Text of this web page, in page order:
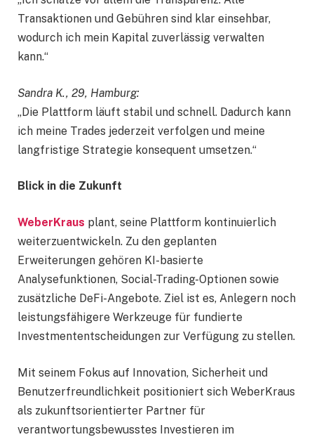
Transaktionen und Gebühren sind klar einsehbar,
wodurch ich mein Kapital zuverlässig verwalten
kann.“
Sandra K., 29, Hamburg:
„Die Plattform läuft stabil und schnell. Dadurch kann
ich meine Trades jederzeit verfolgen und meine
langfristige Strategie konsequent umsetzen.“
Blick in die Zukunft
WeberKraus plant, seine Plattform kontinuierlich
weiterzuentwickeln. Zu den geplanten
Erweiterungen gehören KI-basierte
Analysefunktionen, Social-Trading-Optionen sowie
zusätzliche DeFi-Angebote. Ziel ist es, Anlegern noch
leistungsfähigere Werkzeuge für fundierte
Investmententscheidungen zur Verfügung zu stellen.
Mit seinem Fokus auf Innovation, Sicherheit und
Benutzerfreundlichkeit positioniert sich WeberKraus
als zukunftsorientierter Partner für
verantwortungsbewusstes Investieren im